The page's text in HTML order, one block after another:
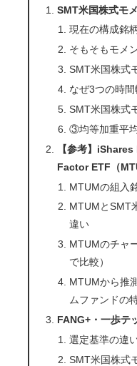
SMT米国株式モ
現在の構成銘
そもそもモメ
SMT米国株式
なぜ3つの時間
SMT米国株式
③均等加重平
【参考】
Factor ETF（
MTUMの組入
MTUMとSMT
違い
MTUMのチャ
で比較）
MTUMから推
ムファンドの
FANG+・一歩テ
選定基準の違
SMT米国株式